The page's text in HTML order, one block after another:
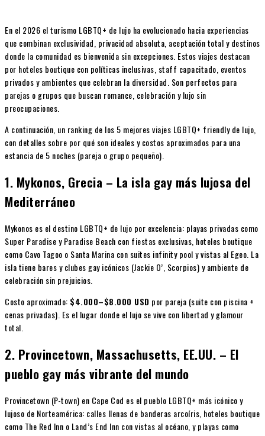
En el 2026 el turismo LGBTQ+ de lujo ha evolucionado hacia experiencias
que combinan exclusividad, privacidad absoluta, aceptación total y destinos
donde la comunidad es bienvenida sin excepciones. Estos viajes destacan
por hoteles boutique con políticas inclusivas, staff capacitado, eventos
privados y ambientes que celebran la diversidad. Son perfectos para
parejas o grupos que buscan romance, celebración y lujo sin
preocupaciones.
A continuación, un ranking de los 5 mejores viajes LGBTQ+ friendly de lujo,
con detalles sobre por qué son ideales y costos aproximados para una
estancia de 5 noches (pareja o grupo pequeño).
1. Mykonos, Grecia – La isla gay más lujosa del
Mediterráneo
Mykonos es el destino LGBTQ+ de lujo por excelencia: playas privadas como
Super Paradise y Paradise Beach con fiestas exclusivas, hoteles boutique
como Cavo Tagoo o Santa Marina con suites infinity pool y vistas al Egeo. La
isla tiene bares y clubes gay icónicos (Jackie O’, Scorpios) y ambiente de
celebración sin prejuicios.
Costo aproximado: $4.000–$8.000 USD por pareja (suite con piscina +
cenas privadas). Es el lugar donde el lujo se vive con libertad y glamour
total.
2. Provincetown, Massachusetts, EE.UU. – El
pueblo gay más vibrante del mundo
Provincetown (P-town) en Cape Cod es el pueblo LGBTQ+ más icónico y
lujoso de Norteamérica: calles llenas de banderas arcoíris, hoteles boutique
como The Red Inn o Land’s End Inn con vistas al océano, y playas como